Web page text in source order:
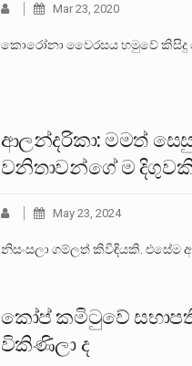
Mar 23, 2020
කොරෝනා වෛරසය හමුවේ කිසිදු
ආලන්දරිකා: මමත්
වනිතාවන්ගේ ම
May 23, 2024
නිසංසලා ගම්ලත් කිවිඳියකි. එසේම
කෝප් කමිටුවේ
විකිණිලා ද